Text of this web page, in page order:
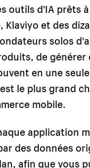
outils d'IA prêts
Klaviyo et des
solos
de
en une
le plus grand
mobile.
application
des données
afin que vous